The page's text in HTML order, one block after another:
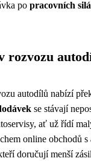
po pracovních
rozvozu
autodílů nabízí
se stávají
ať už řídí
online obchodů
doručují menší